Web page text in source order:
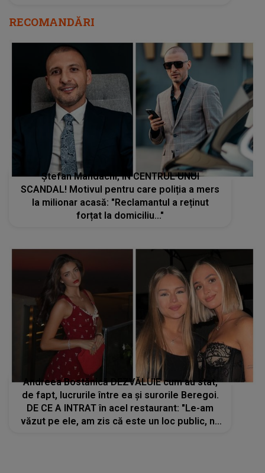
RECOMANDĂRI
Ștefan Mandachi, ÎN CENTRUL UNUI
SCANDAL! Motivul pentru care poliția a mers
la milionar acasă: "Reclamantul a reținut
forțat la domiciliu..."
Andreea Bostănică DEZVĂLUIE cum au stat,
de fapt, lucrurile între ea și surorile Beregoi.
DE CE A INTRAT în acel restaurant: "Le-am
văzut pe ele, am zis că este un loc public, nu